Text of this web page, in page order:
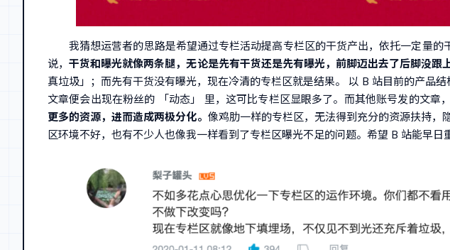
我猜想运营者的思路是希望通过专栏活动提高专栏区的干货产出，依托一定量
说，干货和曝光就像两条腿，无论是先有干货还是先有曝光，前脚迈出去了后脚没跟
真垃圾」；而先有干货没有曝光，现在冷清的专栏区就是结果。 以 B 站目前的产品
文章便会出现在粉丝的 「动态」 里，这可比专栏区显眼多了。而其他账号发的文
更多的资源，进而造成两极分化。 像鸡肋一样的专栏区，无法得到充分的资源扶持
区环境不好，也有不少人也像我一样看到了专栏区曝光不足的问题。希望 B 站能早日